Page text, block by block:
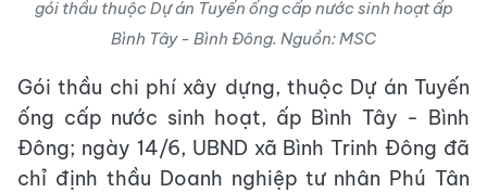
gói thầu thuộc Dự án Tuyến ống cấp nước sinh hoạt ấp
Bình Tây - Bình Đông. Nguồn: MSC
Gói thầu chi phí xây dựng, thuộc Dự án Tuyến
ống cấp nước sinh hoạt, ấp Bình Tây - Bình
Đông; ngày 14/6, UBND xã Bình Trinh Đông đã
chỉ định thầu Doanh nghiệp tư nhân Phú Tân